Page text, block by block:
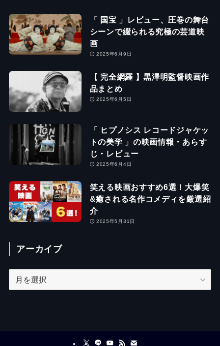
「 国宝 」レビュー、圧巻の舞台
シーンで綴られる究極の芸道映
画
2025年6月9日
【 完全網羅 】黒澤明監督映画作
品まとめ
2025年6月5日
「 ヒプノシス レコードジャケッ
トの美学 」の映画情報・あらす
じ・レビュー
2025年6月4日
笑える映画おすすめ6選！大爆笑
&癒される名作コメディを厳選紹
介
2025年5月31日
アーカイブ
ー